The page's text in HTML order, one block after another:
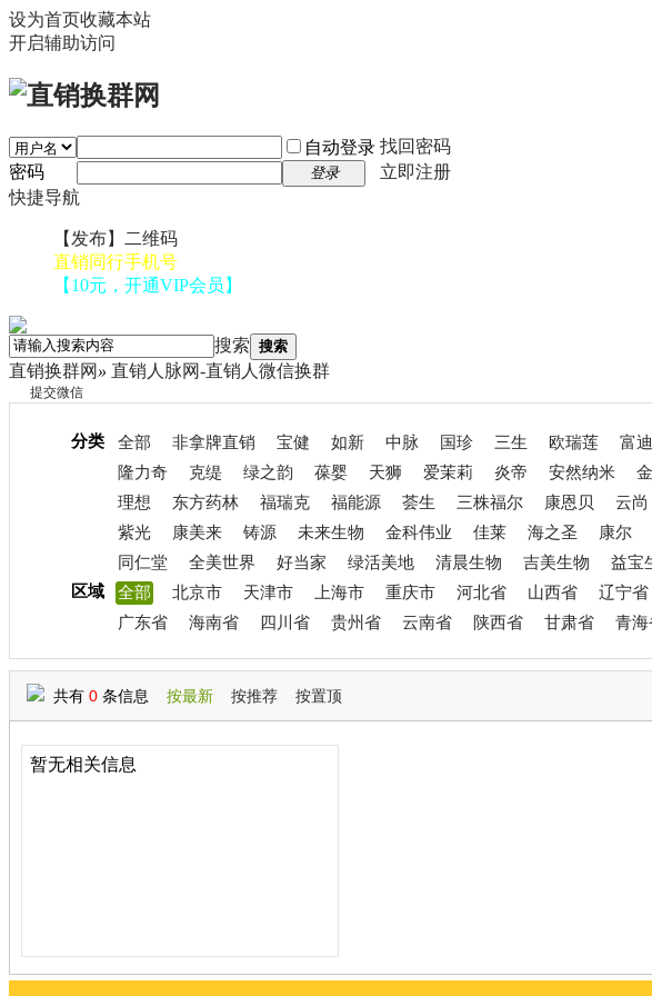
设为首页收藏本站
开启辅助访问
自动登录 找回密码
密码
登录
立即注册
快捷导航
【发布】二维码
直销同行手机号
【10元，开通VIP会员】
搜索 搜索
直销换群网 » 直销人脉网-直销人微信换群
提交微信
分类 全部 非拿牌直销 宝健 如新 中脉 国珍 三生 欧瑞莲 富迪
隆力奇
克缇 绿之韵 葆婴 天狮 爱茉莉 炎帝 安然纳米
理想
东方药林 福瑞克 福能源 荟生 三株福尔 康恩贝 云尚
紫光
康美来 铸源 未来生物 金科伟业 佳莱 海之圣 康尔
同仁堂
全美世界 好当家 绿活美地 清晨生物 吉美生物 益宝
区域
全部 北京市 天津市 上海市 重庆市 河北省 山西省 辽宁省
广东省
海南省 四川省 贵州省 云南省 陕西省 甘肃省 青海
共有 0 条信息 按最新 按推荐 按置顶
暂无相关信息